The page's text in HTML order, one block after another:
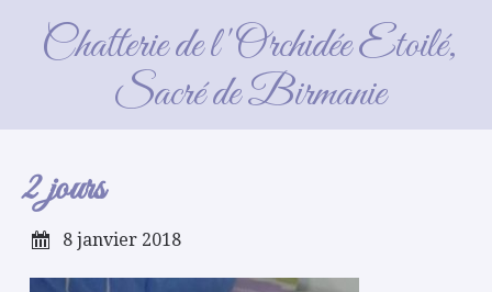
Chatterie de l'Orchidée Etoilé,
Sacré de Birmanie
2 jours
2 jours
8 janvier 2018